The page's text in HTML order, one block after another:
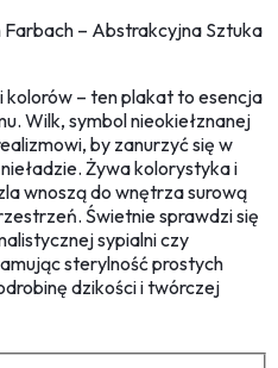
– Abstrakcyjna Sztuka
– ten plakat to esencja
Wilk, symbol nieokiełznanej
by zanurzyć się w
Żywa kolorystyka i
wnoszą do wnętrza surową
Świetnie sprawdzi się
sypialni czy
sterylność prostych
dzikości i twórczej